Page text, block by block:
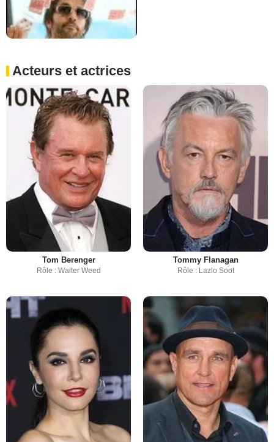
Acteurs et actrices
Tom Berenger
Rôle : Walter Weed
Tommy Flanagan
Rôle : Lazlo Soot